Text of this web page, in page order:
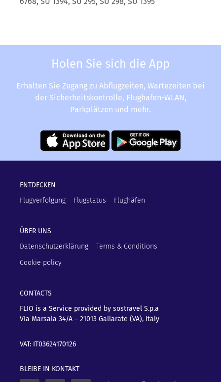
Holen Sie sich die App
Erhalten Sie Zugang zu Abflugzeiten, Wartezeiten bei
der Sicherheitskontrolle, Flughafen-WLAN,
Parkplätzen und mehr.
ENTDECKEN
Flugverfolgung
Flugstatus Flughäfen
ÜBER UNS
Datenschutzerklärung
Terms & Conditions
Cookie policy
CONTACTS
FLIO is a Service provided by sostravel S.p.a
Via Marsala 34/A – 21013 Gallarate (VA), Italy
VAT: IT03624170126
BLEIBE IN KONTAKT